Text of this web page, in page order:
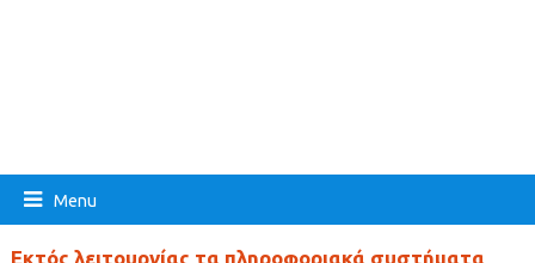
Menu
Εκτός λειτουργίας τα πληροφοριακά συστήματα